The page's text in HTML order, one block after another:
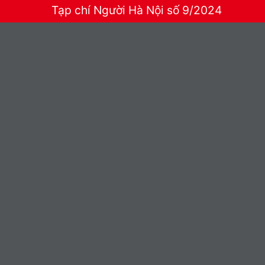
Tạp chí Người Hà Nội số 9/2024